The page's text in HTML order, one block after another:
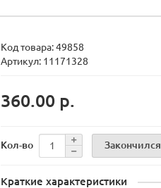
Код товара:49858
Артикул: 11171328
360.00 р.
Кол-во Закончился
Краткие характеристики